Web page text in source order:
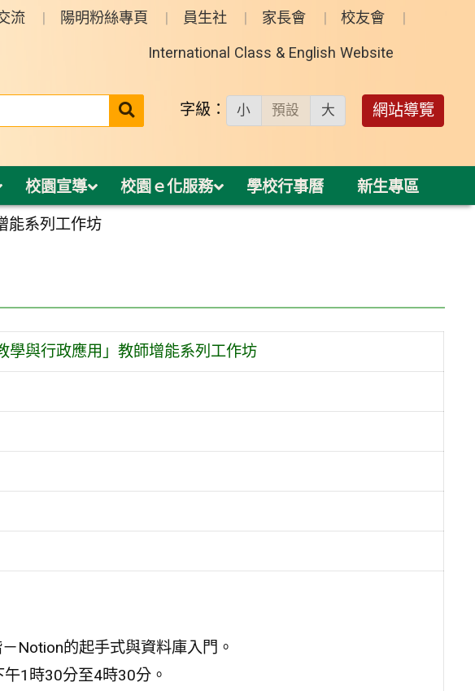
流 陽明粉絲專頁 員生社 家長會 校友會
International Class & English Website
送出 字級： 小 預設 大 網站導覽
校園宣導 校園ｅ化服務 學校行事曆 新生專區
能系列工作坊
學與行政應用」教師增能系列工作坊
Notion的起手式與資料庫入門。
1時30分至4時30分。